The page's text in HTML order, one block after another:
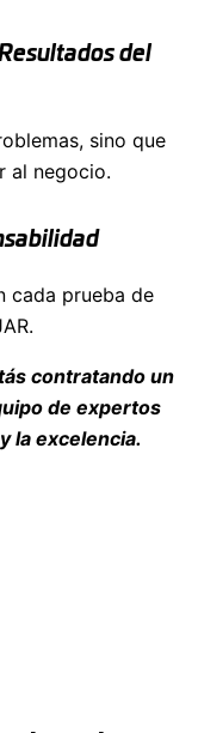
del
sino que
al negocio.
cada prueba de
contratando un
de expertos
la excelencia.